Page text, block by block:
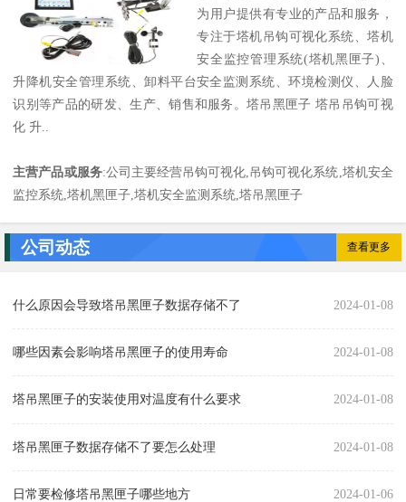
为用户提供有专业的产品和服务，
专注于塔机吊钩可视化系统、塔机
安全监控管理系统(塔机黑匣子)、
升降机安全管理系统、卸料平台安全监测系统、环境检测仪、人脸
识别等产品的研发、生产、销售和服务。塔吊黑匣子 塔吊吊钩可视
化 升..
主营产品或服务:公司主要经营吊钩可视化,吊钩可视化系统,塔机安全
监控系统,塔机黑匣子,塔机安全监测系统,塔吊黑匣子
公司动态 查看更多
2024-01-08
什么原因会导致塔吊黑匣子数据存储不了
2024-01-08
哪些因素会影响塔吊黑匣子的使用寿命
2024-01-08
塔吊黑匣子的安装使用对温度有什么要求
2024-01-08
塔吊黑匣子数据存储不了要怎么处理
2024-01-06
日常要检修塔吊黑匣子哪些地方